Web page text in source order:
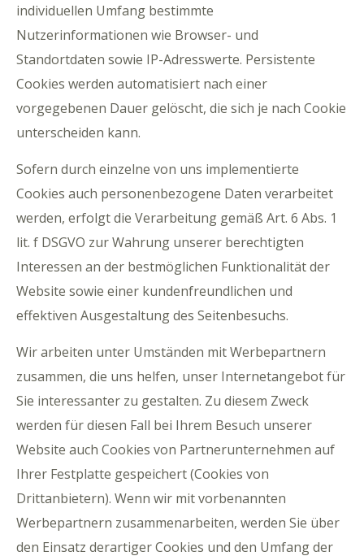
individuellen Umfang bestimmte
Nutzerinformationen wie Browser- und
Standortdaten sowie IP-Adresswerte. Persistente
Cookies werden automatisiert nach einer
vorgegebenen Dauer gelöscht, die sich je nach Cookie
unterscheiden kann.
Sofern durch einzelne von uns implementierte
Cookies auch personenbezogene Daten verarbeitet
werden, erfolgt die Verarbeitung gemäß Art. 6 Abs. 1
lit. f DSGVO zur Wahrung unserer berechtigten
Interessen an der bestmöglichen Funktionalität der
Website sowie einer kundenfreundlichen und
effektiven Ausgestaltung des Seitenbesuchs.
Wir arbeiten unter Umständen mit Werbepartnern
zusammen, die uns helfen, unser Internetangebot für
Sie interessanter zu gestalten. Zu diesem Zweck
werden für diesen Fall bei Ihrem Besuch unserer
Website auch Cookies von Partnerunternehmen auf
Ihrer Festplatte gespeichert (Cookies von
Drittanbietern). Wenn wir mit vorbenannten
Werbepartnern zusammenarbeiten, werden Sie über
den Einsatz derartiger Cookies und den Umfang der